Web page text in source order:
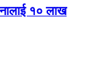
१० लाख